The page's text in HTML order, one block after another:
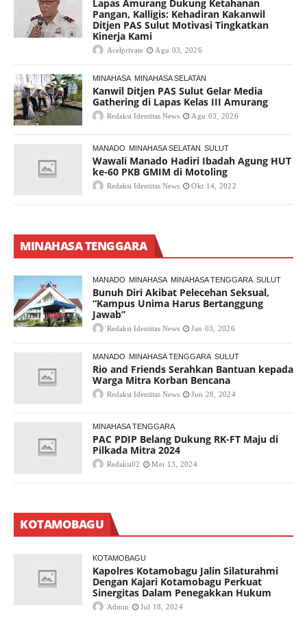
Lapas Amurang Dukung Ketahanan
Pangan, Kalligis: Kehadiran Kakanwil
Ditjen PAS Sulut Motivasi Tingkatkan
Kinerja Kami
Acelprivate Agu 03, 2026
MINAHASA MINAHASA SELATAN
Kanwil Ditjen PAS Sulut Gelar Media
Gathering di Lapas Kelas III Amurang
Redaksi Identitas News Agu 03, 2026
MANADO MINAHASA SELATAN SULUT
Wawali Manado Hadiri Ibadah Agung HUT
ke-60 PKB GMIM di Motoling
Redaksi Identitas News Okt 14, 2022
MINAHASA TENGGARA
MANADO MINAHASA MINAHASA TENGGARA SULUT
Bunuh Diri Akibat Pelecehan Seksual,
“Kampus Unima Harus Bertanggung
Jawab”
Redaksi Identitas News Jan 03, 2026
MANADO MINAHASA TENGGARA SULUT
Rio and Friends Serahkan Bantuan kepada
Warga Mitra Korban Bencana
Redaksi Identitas News Jun 28, 2024
MINAHASA TENGGARA
PAC PDIP Belang Dukung RK-FT Maju di
Pilkada Mitra 2024
Redaksi02 Mei 13, 2024
KOTAMOBAGU
KOTAMOBAGU
Kapolres Kotamobagu Jalin Silaturahmi
Dengan Kajari Kotamobagu Perkuat
Sinergitas Dalam Penegakkan Hukum
Admin Jul 18, 2024